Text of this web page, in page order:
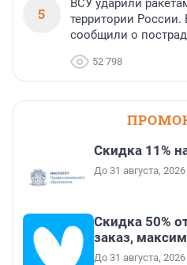
5
ВСУ ударили
территории России.
сообщили о
52 798
Скидка 11%
До 31 августа, 2026
Скидка 50%
заказ,
До 31 августа, 2026